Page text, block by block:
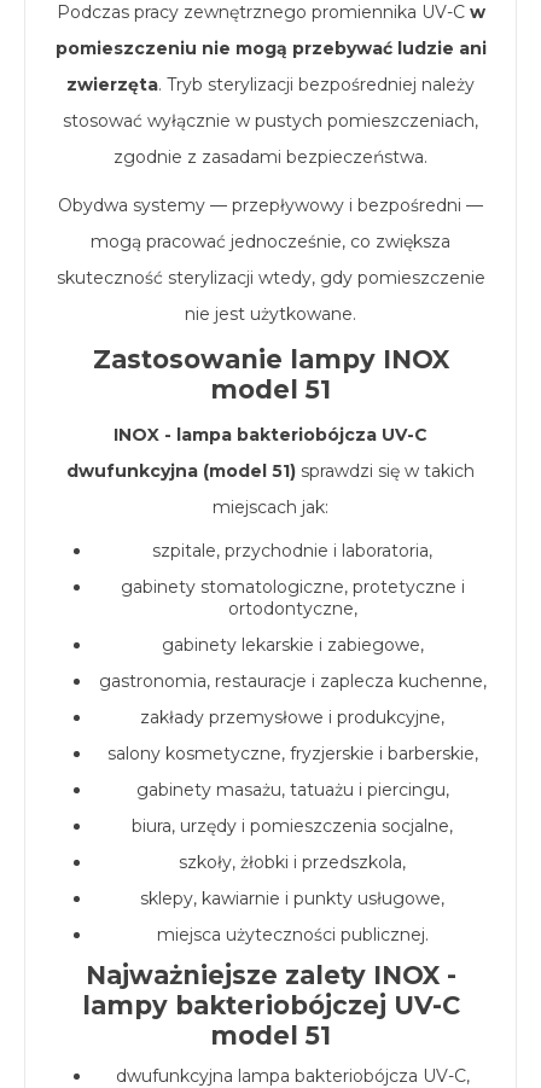
Podczas pracy zewnętrznego promiennika UV-C w
pomieszczeniu nie mogą przebywać ludzie ani
zwierzęta. Tryb sterylizacji bezpośredniej należy
stosować wyłącznie w pustych pomieszczeniach,
zgodnie z zasadami bezpieczeństwa.
Obydwa systemy — przepływowy i bezpośredni —
mogą pracować jednocześnie, co zwiększa
skuteczność sterylizacji wtedy, gdy pomieszczenie
nie jest użytkowane.
Zastosowanie lampy INOX
model 51
INOX - lampa bakteriobójcza UV-C
dwufunkcyjna (model 51) sprawdzi się w takich
miejscach jak:
szpitale, przychodnie i laboratoria,
gabinety stomatologiczne, protetyczne i
ortodontyczne,
gabinety lekarskie i zabiegowe,
gastronomia, restauracje i zaplecza kuchenne,
zakłady przemysłowe i produkcyjne,
salony kosmetyczne, fryzjerskie i barberskie,
gabinety masażu, tatuażu i piercingu,
biura, urzędy i pomieszczenia socjalne,
szkoły, żłobki i przedszkola,
sklepy, kawiarnie i punkty usługowe,
miejsca użyteczności publicznej.
Najważniejsze zalety INOX -
lampy bakteriobójczej UV-C
model 51
dwufunkcyjna lampa bakteriobójcza UV-C,